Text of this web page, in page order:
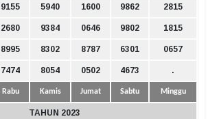
9155 5940 1600 9862 2815
2680 9384 0646 9802 1815
8995 8302 8787 6301 0657
7474 8054 0502 4673 .
Rabu Kamis Jumat Sabtu Minggu
TAHUN 2023